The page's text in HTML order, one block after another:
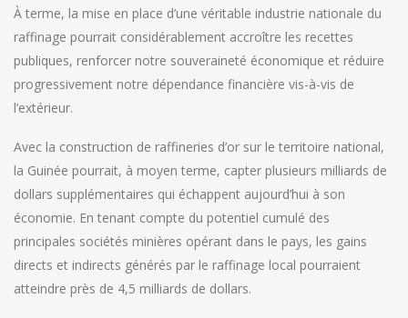
À terme, la mise en place d’une véritable industrie nationale du
raffinage pourrait considérablement accroître les recettes
publiques, renforcer notre souveraineté économique et réduire
progressivement notre dépendance financière vis-à-vis de
l’extérieur.
Avec la construction de raffineries d’or sur le territoire national,
la Guinée pourrait, à moyen terme, capter plusieurs milliards de
dollars supplémentaires qui échappent aujourd’hui à son
économie. En tenant compte du potentiel cumulé des
principales sociétés minières opérant dans le pays, les gains
directs et indirects générés par le raffinage local pourraient
atteindre près de 4,5 milliards de dollars.